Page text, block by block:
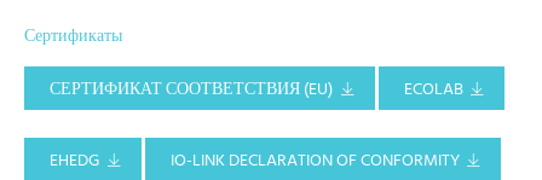
Сертификаты
СЕРТИФИКАТ СООТВЕТСТВИЯ (EU)
ECOLAB
EHEDG IO-LINK DECLARATION OF CONFORMITY